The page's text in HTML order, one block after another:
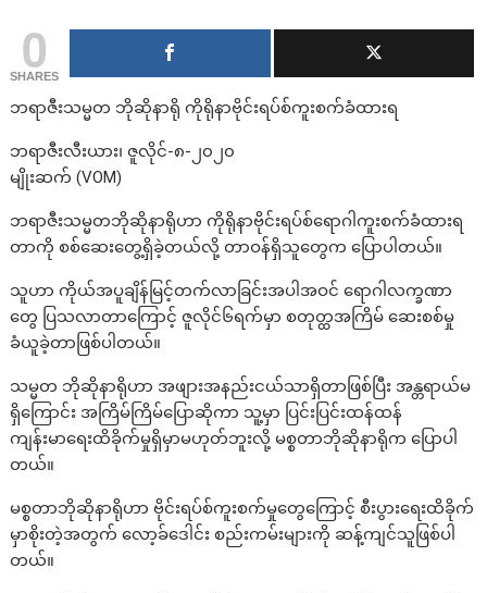
0
SHARES
ဘရာဇီးသမ္မတ ဘိုဆိုနာရို ကိုရိုနာဗိုင်းရပ်စ်ကူးစက်ခံထားရ
ဘရာဇီးလီးယား၊ ဇူလိုင်-၈-၂၀၂၀
မျိုးဆက် (VOM)
ဘရာဇီးသမ္မတဘိုဆိုနာရိုဟာ ကိုရိုနာဗိုင်းရပ်စ်ရောဂါကူးစက်ခံထားရ
တာကို စစ်ဆေးတွေ့ရှိခဲ့တယ်လို့ တာဝန်ရှိသူတွေက ပြောပါတယ်။
သူဟာ ကိုယ်အပူချိန်မြင့်တက်လာခြင်းအပါအဝင် ရောဂါလက္ခဏာ
တွေ ပြသလာတာကြောင့် ဇူလိုင်၆ရက်မှာ စတုတ္ထအကြိမ် ဆေးစစ်မှု
ခံယူခဲ့တာဖြစ်ပါတယ်။
သမ္မတ ဘိုဆိုနာရိုဟာ အဖျားအနည်းငယ်သာရှိတာဖြစ်ပြီး အန္တရာယ်မ
ရှိကြောင်း အကြိမ်ကြိမ်ပြောဆိုကာ သူ့မှာ ပြင်းပြင်းထန်ထန်
ကျန်းမာရေးထိခိုက်မှုရှိမှာမဟုတ်ဘူးလို့ မစ္စတာဘိုဆိုနာရိုက ပြောပါ
တယ်။
မစ္စတာဘိုဆိုနာရိုဟာ ဗိုင်းရပ်စ်ကူးစက်မှုတွေကြောင့် စီးပွားရေးထိခိုက်
မှာစိုးတဲ့အတွက် လော့ခ်ဒေါင်း စည်းကမ်းများကို ဆန့်ကျင်သူဖြစ်ပါ
တယ်။